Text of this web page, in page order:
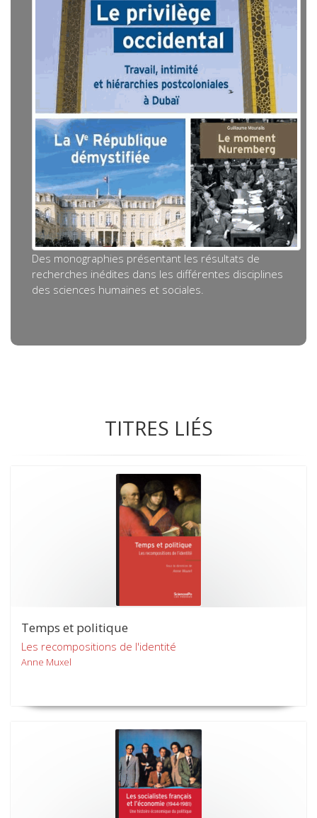
Des monographies présentant les résultats de
recherches inédites dans les différentes disciplines
des sciences humaines et sociales.
TITRES LIÉS
Temps et politique
Les recompositions de l'identité
Anne Muxel